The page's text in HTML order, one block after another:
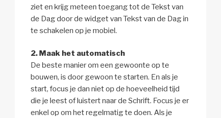
ziet en krijg meteen toegang tot de Tekst van
de Dag door de widget van Tekst van de Dag in
te schakelen op je mobiel.
2. Maak het automatisch
De beste manier om een gewoonte op te
bouwen, is door gewoon te starten. En als je
start, focus je dan niet op de hoeveelheid tijd
die je leest of luistert naar de Schrift. Focus je er
enkel op om het regelmatig te doen. Als je